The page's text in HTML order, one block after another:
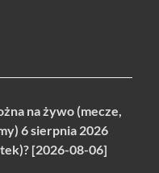
na żywo (mecze,
6 sierpnia 2026
[2026-08-06]